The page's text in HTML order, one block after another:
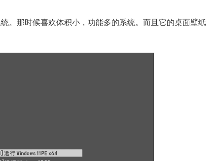
。那时候喜欢体积小，功能多的系统。而且它的桌面壁纸